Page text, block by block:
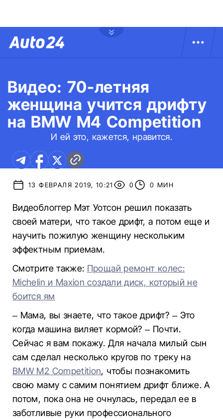
Видео: 70-летняя
женщина учится дрифту
на BMW M4 Competition
И ей это, кажется, нравится.
13 ФЕВРАЛЯ 2019, 10:21 0 0 МИН
Видеоблоггер Мэт Уотсон решил показать
своей матери, что такое дрифт, а потом еще и
научить пожилую женщину нескольким
эффектным приемам.
Смотрите также: Прощай ремонт колес:
Michelin и Maxion создали диск, который не
боится ям
– Мама, вы знаете, что такое дрифт? – Это
когда машина виляет кормой? – Почти.
Сейчас я вам покажу. Для начала милый сын
сам сделал несколько кругов по треку на
BMW M2 Competition, чтобы познакомить
свою маму с самим понятием дрифт ближе. А
потом, пока она не очнулась, передал ее в
заботливые руки профессионального